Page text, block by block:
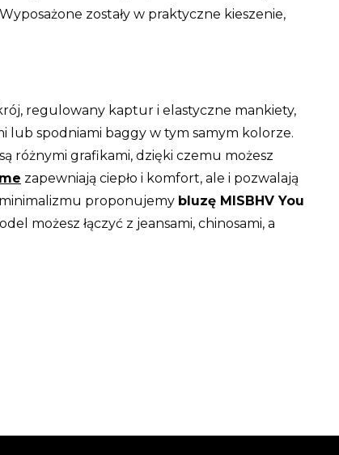
zostały w praktyczne kieszenie,
regulowany kaptur i elastyczne mankiety,
lub spodniami baggy w tym samym kolorze.
różnymi grafikami, dzięki czemu możesz
zapewniają ciepło i komfort, ale i pozwalają
minimalizmu proponujemy bluzę MISBHV You
możesz łączyć z jeansami, chinosami, a